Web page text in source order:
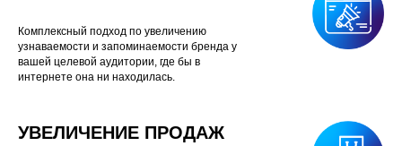
Комплексный подход по увеличению
узнаваемости и запоминаемости бренда у
вашей целевой аудитории, где бы в
интернете она ни находилась.
УВЕЛИЧЕНИЕ ПРОДАЖ